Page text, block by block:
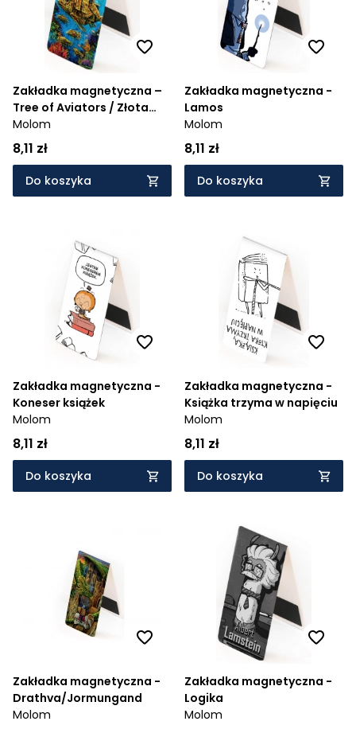
Zakładka magnetyczna –
Tree of Aviators / Złota
Rybka
Molom
8,11 zł
Do koszyka
Zakładka magnetyczna -
Lamos
Molom
8,11 zł
Do koszyka
Zakładka magnetyczna -
Koneser książek
Molom
8,11 zł
Do koszyka
Zakładka magnetyczna -
Książka trzyma w napięciu
Molom
8,11 zł
Do koszyka
Zakładka magnetyczna -
Drathva/Jormungand
Molom
Zakładka magnetyczna -
Logika
Molom